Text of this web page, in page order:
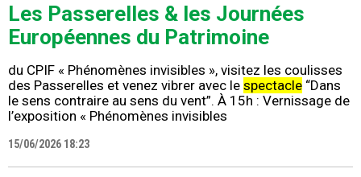
Les Passerelles & les Journées
Européennes du Patrimoine
du CPIF « Phénomènes invisibles », visitez les coulisses
des Passerelles et venez vibrer avec le spectacle “Dans
le sens contraire au sens du vent”. À 15h : Vernissage de
l’exposition « Phénomènes invisibles
15/06/2026 18:23